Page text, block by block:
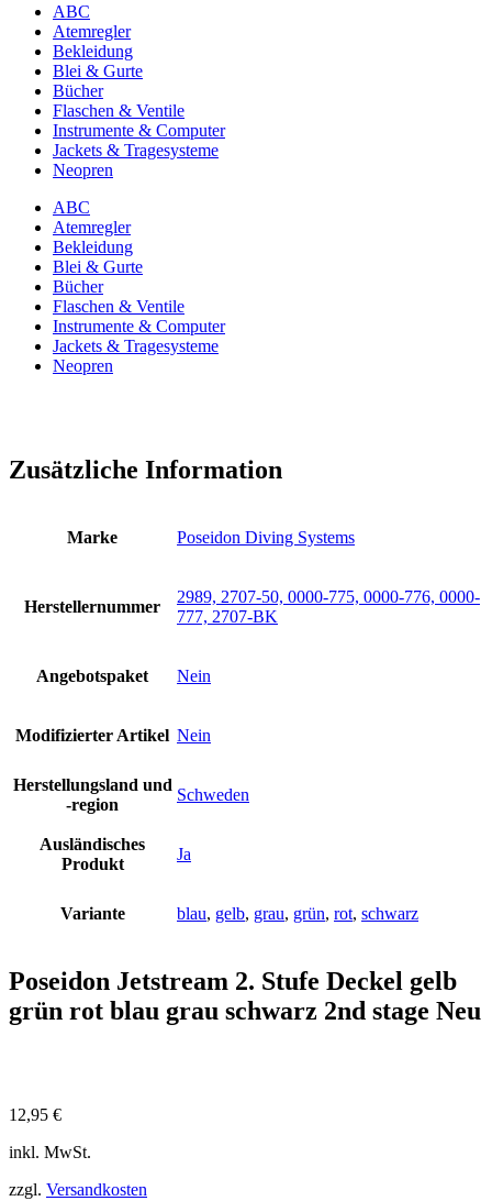
ABC
Atemregler
Bekleidung
Blei & Gurte
Bücher
Flaschen & Ventile
Instrumente & Computer
Jackets & Tragesysteme
Neopren
ABC
Atemregler
Bekleidung
Blei & Gurte
Bücher
Flaschen & Ventile
Instrumente & Computer
Jackets & Tragesysteme
Neopren
Zusätzliche Information
Marke Poseidon Diving Systems
Herstellernummer
2989, 2707-50, 0000-775, 0000-776, 0000-
777, 2707-BK
Angebotspaket Nein
Modifizierter Artikel Nein
Herstellungsland und
-region
Schweden
Ausländisches
Produkt
Ja
Variante blau, gelb, grau, grün, rot, schwarz
Poseidon Jetstream 2. Stufe Deckel gelb
grün rot blau grau schwarz 2nd stage Neu
12,95 €
inkl. MwSt.
zzgl. Versandkosten